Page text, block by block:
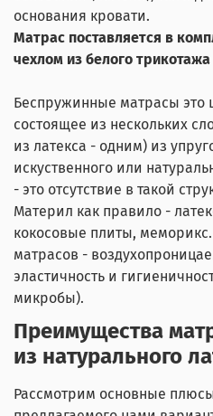
основания кровати.
Матрас поставляется в
чехлом из белого
Беспружинные матрасы это
состоящее из нескольких
из латекса - одним) из
искуственного или
- это отсутствие в такой
Материл как правило -
кокосовые плиты, меморикс.
матрасов -
эластичность и
микробы).
Преимущества
из натурального
Рассмотрим основные